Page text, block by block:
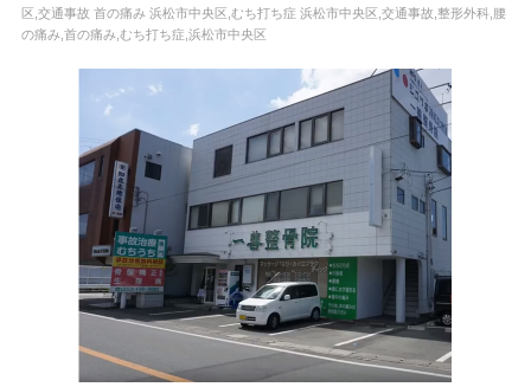
区,交通事故 首の痛み 浜松市中央区,むち打ち症 浜松市中央区,交通事故,整形外科,腰
の痛み,首の痛み,むち打ち症,浜松市中央区